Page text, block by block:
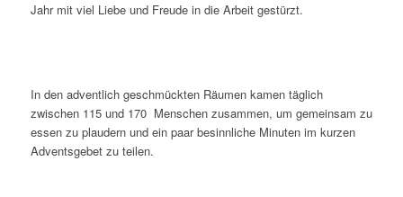
Jahr mit viel Liebe und Freude in die Arbeit gestürzt.
In den adventlich geschmückten Räumen kamen täglich
zwischen 115 und 170 Menschen zusammen, um gemeinsam zu
essen zu plaudern und ein paar besinnliche Minuten im kurzen
Adventsgebet zu teilen.